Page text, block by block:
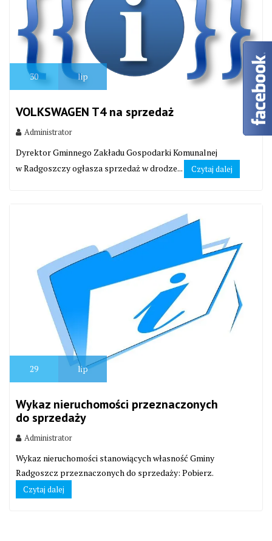
30 lip
VOLKSWAGEN T4 na sprzedaż
Administrator
Dyrektor Gminnego Zakładu Gospodarki Komunalnej
w Radgoszczy ogłasza sprzedaż w drodze...
Czytaj dalej
29 lip
Wykaz nieruchomości przeznaczonych
do sprzedaży
Administrator
Wykaz nieruchomości stanowiących własność Gminy
Radgoszcz przeznaczonych do sprzedaży: Pobierz.
Czytaj dalej